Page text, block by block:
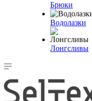
Брюки
Водолазки
Лонгсливы